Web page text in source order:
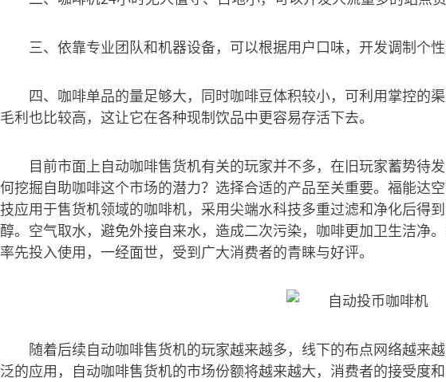
三、依靠专业团队和机器设备，可以根据用户口味，开发调制个性
四、咖啡单品的量足够大，同时咖啡豆体积较小，可利用掌控的
毛利也比较高，这让它在各种现制饮品中更容易存活下去。
目前市面上自动咖啡售货机有关的玩家并不多，在旧玩家蓄势待
何挖掘自助咖啡这个市场的潜力？选择合适的产品至关重要。福能达
技应用于售货机领域的咖啡机，采用尖端水科技多重过滤和净化后得
醇。空气取水，避免外接自来水，造成二次污染，咖啡更加卫生洁净
率先投入使用，一经面世，受到广大消费者的青睐与好评。
随着后续自动咖啡售货机的玩家越来越多，线下的布点网络越来
泛的应用，自动咖啡售货机的市场份额将越来越大，消费者的接受度和